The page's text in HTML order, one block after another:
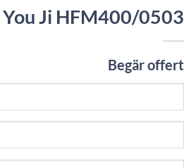
You Ji HFM400/0503
Begär offert